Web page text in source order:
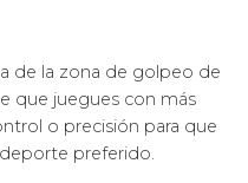
de la zona de golpeo de
que juegues con más
o precisión para que
preferido.